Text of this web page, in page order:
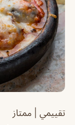
تقييمي | ممتاز